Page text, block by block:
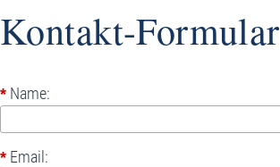
Kontakt-Formular
* Name:
* Email: